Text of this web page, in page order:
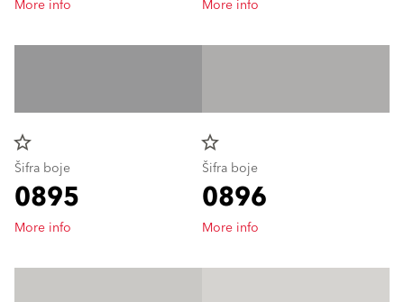
More info More info
star_border
Šifra boje
0895
More info
star_border
Šifra boje
0896
More info